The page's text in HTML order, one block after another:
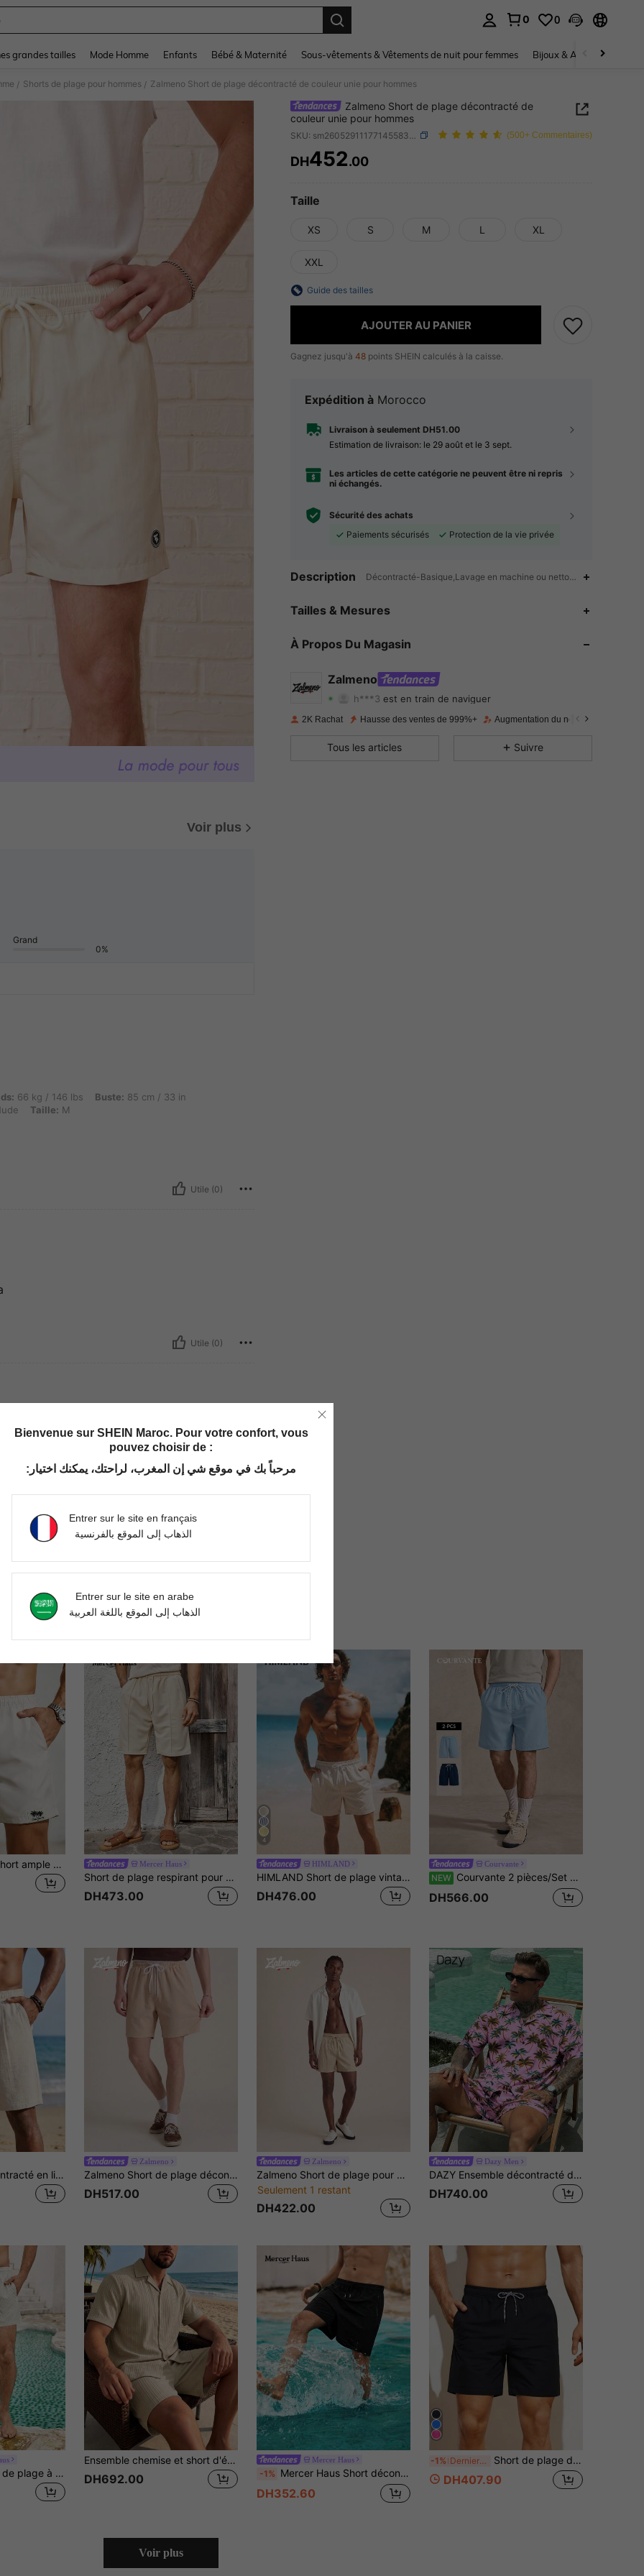
0 0
grandes tailles Mode Homme Enfants Bébé & Maternité Sous-vêtements & Vêtements de nuit pour femmes Bijoux & Accessoires pour
/ Shorts de plage pour hommes / Zalmeno Short de plage décontracté de couleur unie pour hommes
Voir plus
Grand
0%
lbs, Buste: 85 cm / 33 in, Taille: 66 cm / 26 in, Hanches: 170 cm / 67 in, Couleur: Nude, Taille: M
66 kg / 146 lbs Buste: 85 cm / 33 in
Taille: M
Utile (0)
Utile (0)
Utile (0)
Zalmeno Short de plage décontracté de
couleur unie pour hommes
(500+ Commentaires)
PRICE AND AVAILABILITY
DH452.00
Taille
XS S M L XL
XXL
Guide des tailles
AJOUTER AU PANIER
Gagnez jusqu'à 48 points SHEIN calculés à la caisse.
Expédition à Morocco
Livraison à seulement DH51.00
Estimation de livraison: le 29 août et le 3 sept.
Les articles de cette catégorie ne peuvent être ni repris
ni échangés.
Sécurité des achats
Paiements sécurisés
Protection de la vie privée
Description Décontracté-Basique,Lavage en machine ou nettoyage à sec
Tailles & Mesures
À Propos Du Magasin
Zalmeno
h***3est en train de naviguer
4.86 Evaluation 112Articles 619Suiveurs
2K Rachat Hausse des ventes de 999%+ Augmentation du nombre d'abonnés :
Tous les articles Suivre
Manfinity KASUA Short ample décontracté pour homme avec taille à cordon et poches, convient pour le port quotidien en été & la plage, les vacances Mercer Haus
Short de plage respirant pour hommes Mercer Haus, pour les vacances d'été et les tenues de plage
DH473.00
4
HIMLAND
HIMLAND Short de plage vintage rayé jaune pour hommes, tenue de plage décontractée pour les vacances
DH476.00
Courvante
NEW Courvante 2 pièces/Set Shorts de plage pour hommes
DH566.00
1 pièce Short décontracté en lin pour homme, short de plage léger et respirant avec évacuation de l'humidité, taille à cordon de serrage, convient pour les vacances et les tenues décontractées d'été, tenue de villégiature
Zalmeno
Zalmeno Short de plage décontracté de couleur unie pour hommes
DH517.00
Zalmeno
Zalmeno Short de plage pour hommes à taille avec cordon de serrage et poches, couleur unie
Seulement 1 restant
DH422.00
Dazy Men
DAZY Ensemble décontracté d'été pour homme avec chemise à manches courtes et short imprimé palmier de noix de coco pour vacances à la plage
DH740.00
Mercer Haus Short de plage à taille coulissante imprimé intégral pour hommes, style hawaïen, convient pour les vacances d'été tropicales à Hawaï.
Ensemble chemise et short d'été décontracté pour homme JINYA, style de vacances américain relax, esthétique Old Money italienne décontractée, coupe régulière, minimaliste, rétro, polyvalent, texturé, jeune, convient pour la maison, l'extérieur, la ville, le campus, les sports
DH692.00
Mercer Haus
-1% Mercer Haus Short décontracté pour hommes avec cordon de serrage et imprimé de lignes, streetwear respirant pour le sport, convient pour les trajets quotidiens au printemps/été
DH352.60
-1% Derniers 2 jours Short de plage décontracté style vacances pour hommes MADHERO avec cordon de serrage à la taille
DH407.90
Voir plus
Bienvenue sur SHEIN Maroc. Pour votre confort, vous
pouvez choisir de :
مرحباً بك في موقع شي إن المغرب، لراحتك، يمكنك اختيار:
Entrer sur le site en français
الذهاب إلى الموقع بالفرنسية
Entrer sur le site en arabe
الذهاب إلى الموقع باللغة العربية